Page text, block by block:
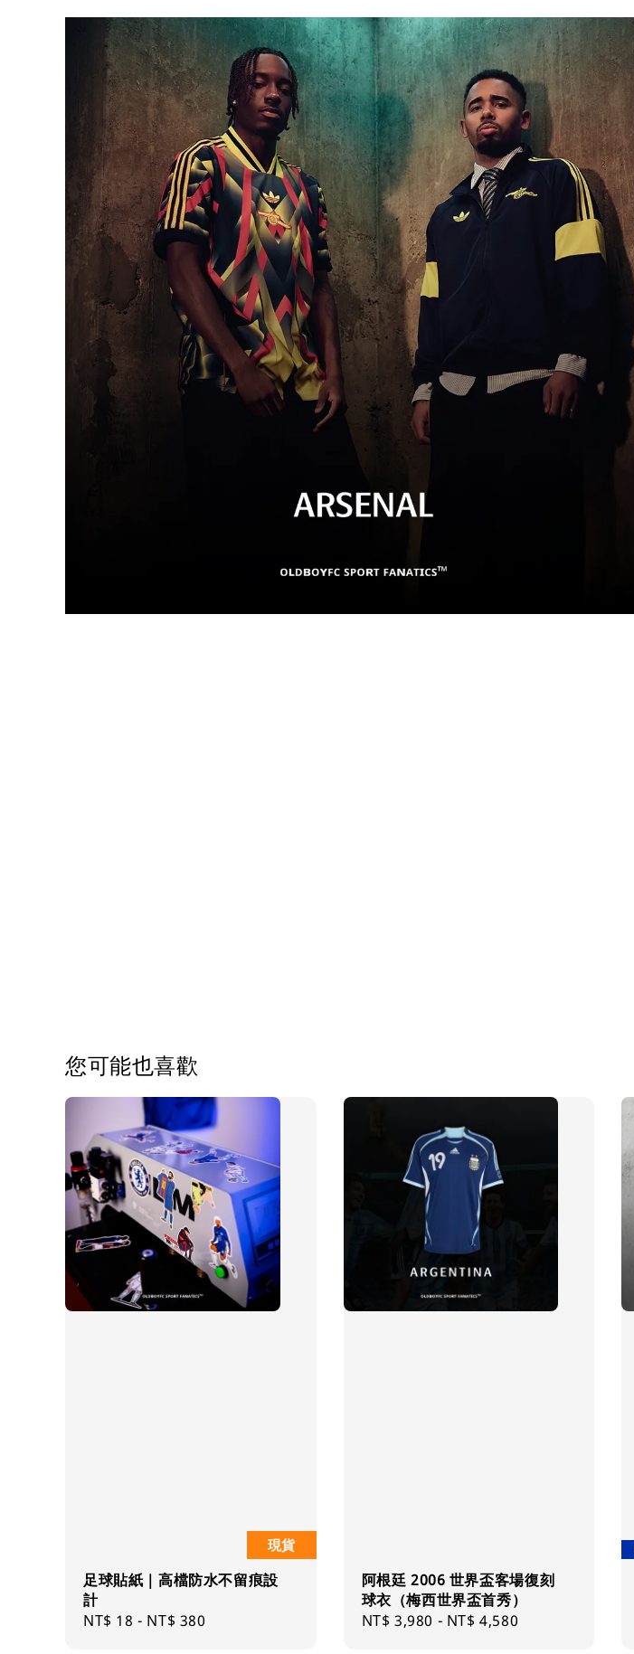
您可能也喜歡
現貨
足球貼紙｜高檔防水不留痕設
計
Regular
NT$ 18 - NT$ 380
阿根廷 2006 世界盃客場復刻
球衣（梅西世界盃首秀）
Regular
NT$ 3,980 - NT$ 4,580